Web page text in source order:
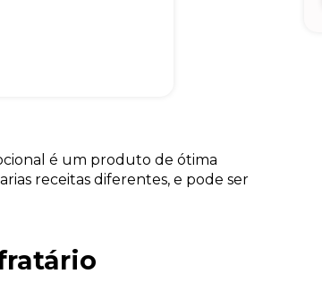
é um produto de ótima
receitas diferentes, e pode ser